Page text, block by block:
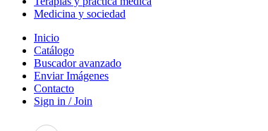
Medicina y sociedad
Inicio
Catálogo
Buscador avanzado
Enviar Imágenes
Contacto
Sign in / Join